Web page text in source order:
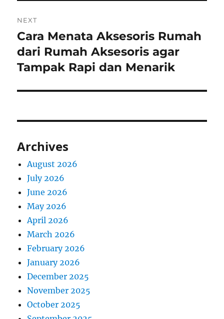
NEXT
Next
post:
Cara Menata Aksesoris Rumah
dari Rumah Aksesoris agar
Tampak Rapi dan Menarik
Archives
August 2026
July 2026
June 2026
May 2026
April 2026
March 2026
February 2026
January 2026
December 2025
November 2025
October 2025